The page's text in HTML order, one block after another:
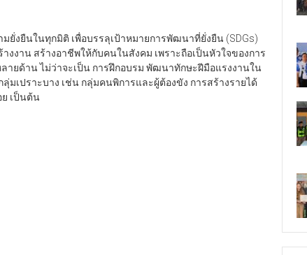
ยั่งยืนในทุกมิติ เพื่อบรรลุเป้าหมายการพัฒนาที่ยั่งยืน (SDGs)
งาน สร้างอาชีพให้กับคนในสังคม เพราะถือเป็นหัวใจของการ
ยด้าน ไม่ว่าจะเป็น การฝึกอบรม พัฒนาทักษะฝีมือแรงงานใน
เปราะบาง เช่น กลุ่มคนพิการและผู้ต้องขัง การสร้างรายได้
ย เป็นต้น